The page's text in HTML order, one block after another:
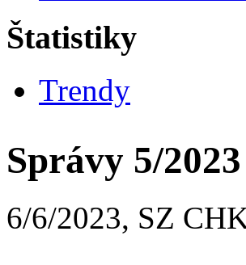
Štatistiky
Trendy
Správy 5/2023
6/6/2023, SZ